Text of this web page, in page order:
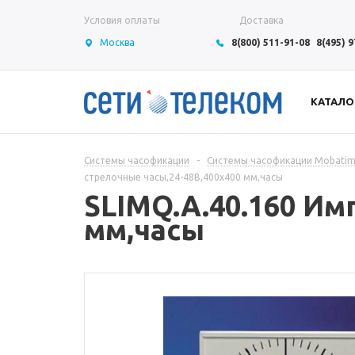
Условия оплаты Доставка
Москва 8(800) 511-91-08 8(495)
Системы часофикации -
Системы часофикации
стрелочные часы,24-48В,400x400 мм,часы
SLIMQ.A.40.160
мм,часы